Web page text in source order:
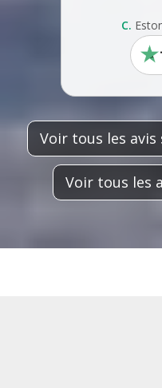
C.
Voir tous les avis
Voir tous les